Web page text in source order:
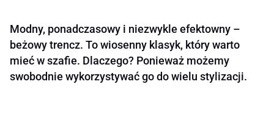
Modny, ponadczasowy i niezwykle efektowny –
beżowy trencz. To wiosenny klasyk, który warto
mieć w szafie. Dlaczego? Ponieważ możemy
swobodnie wykorzystywać go do wielu stylizacji.